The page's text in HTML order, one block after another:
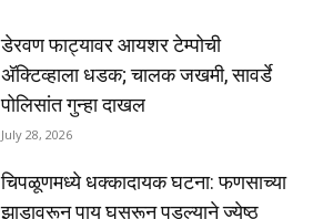
डेरवण फाट्यावर आयशर टेम्पोची
अ‍ॅक्टिव्हाला धडक; चालक जखमी, सावर्डे
पोलिसांत गुन्हा दाखल
July 28, 2026
चिपळूणमध्ये धक्कादायक घटना: फणसाच्या
झाडावरून पाय घसरून पडल्याने ज्येष्ठ